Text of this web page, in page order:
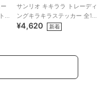
サンリオ キキララ トレーディ
ングキラキラステッカー 全12
種 コンプリートBOX Sanrio
¥4,620 新着